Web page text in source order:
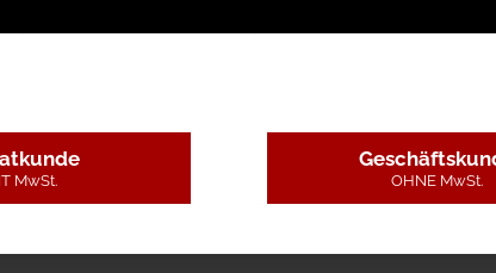
120cm, H=1,8-3m
MwSt. OHNE MwSt.